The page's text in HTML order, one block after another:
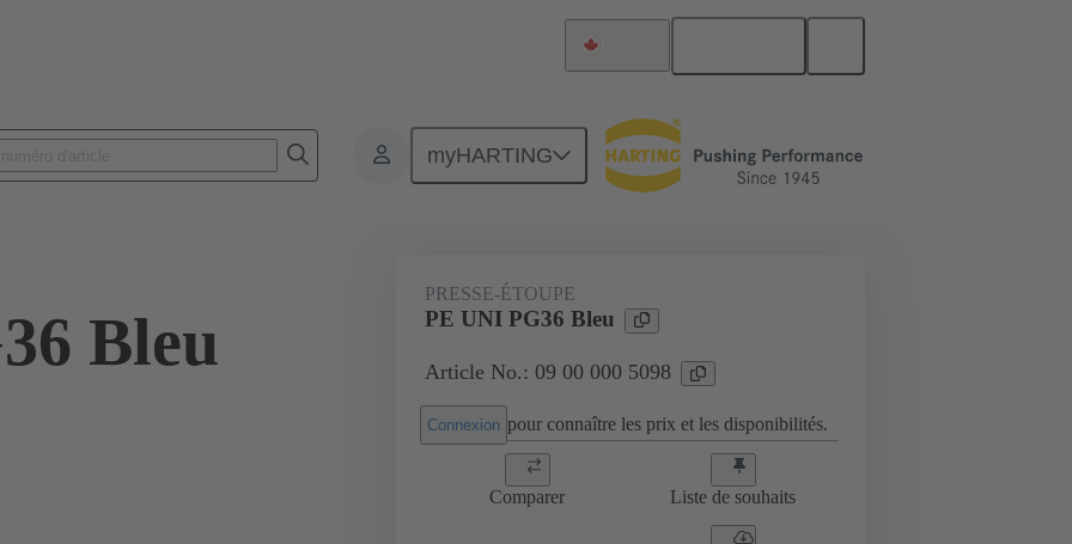
myHARTING
Accessoires Presse-étoupes 09 00 000 5098
Bleu
PRESSE-ÉTOUPE
PE UNI PG36 Bleu
Article No.: 09 00 000 5098
Connexion pour connaître les prix et les disponibilités.
Comparer Liste de souhaits